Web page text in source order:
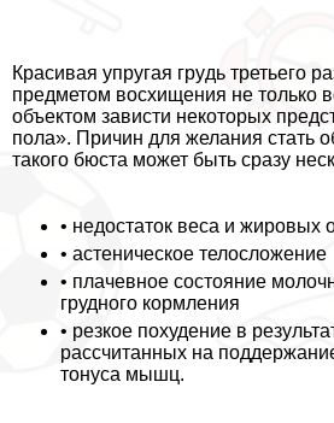
Красивая упругая гpyдь третьего
предметом восхищения не только
объектом зависти некоторых
пола». Причин для желания стать
такого бюcта может быть сразу
• недостаток веса и жировых
• астеническое телосложение
• плачевное состояние
грудного кормления
• резкое похудение в
рассчитанных на
тонуса мышц.